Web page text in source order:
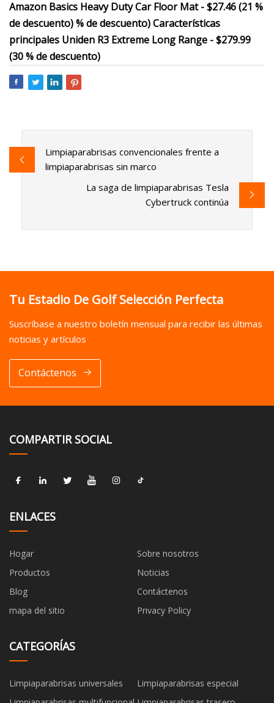
Amazon Basics Heavy Duty Car Floor Mat - $27.46 (21 %
de descuento) % de descuento) Características
principales Uniden R3 Extreme Long Range - $279.99
(30 % de descuento)
Limpiaparabrisas convencionales frente a
limpiaparabrisas sin marco
La saga de limpiaparabrisas Tesla
Cybertruck continúa
Tu Estadio De Golf Selección Perfecta
Suscríbase a nuestro boletín mensual para recibir las últimas
noticias y artículos
Contáctenos
COMPARTIR SOCIAL
ENLACES
Hogar
Sobre nosotros
Productos
Noticias
Blog
Contáctenos
mapa del sitio
Privacy Policy
CATEGORÍAS
Limpiaparabrisas universales
Limpiaparabrisas especial